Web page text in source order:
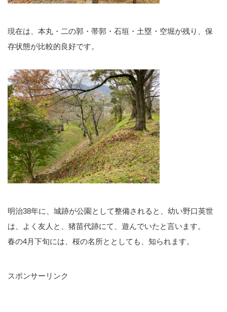
現在は、本丸・二の郭・帯郭・石垣・土塁・空堀が残り、保
存状態が比較的良好です。
明治38年に、城跡が公園として整備されると、幼い野口英世
は、よく友人と、猪苗代跡にて、遊んでいたと言います。
春の4月下旬には、桜の名所ととしても、知られます。
スポンサーリンク